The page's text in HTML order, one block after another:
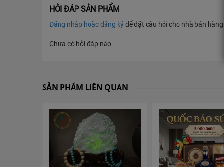
HỎI ĐÁP SẢN PHẨM
Đăng nhập hoặc đăng kýđể đặt câu hỏi cho nhà bán
Chưa có hỏi đáp nào
SẢN PHẨM LIÊN QUAN